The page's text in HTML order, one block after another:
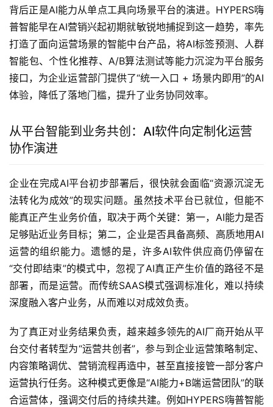
背后正是AI能力从单点工具向场景平台的演进。HYPERS嗨
普智能早在AI营销兴起初期就敏锐地捕捉到这一趋势，率先
打造了面向运营场景的智能中台产品，将AI标签预测、人群
智能包、个性化推荐、A/B算法测试等能力沉淀为平台服务
接口，为企业运营部门提供了“统一入口 + 场景内即用”的AI
体验，降低了落地门槛，提升了业务协同效率。
从平台智能到业务共创：AI软件向定制化运营
协作演进
企业在完成AI平台初步部署后，很快就会面临“资源沉淀无
法转化为成效”的现实问题。虽然技术平台已就位，但能不
能真正产生业务价值，取决于两个关键：第一，AI能力是否
足够贴近业务目标；第二，企业是否具备高频、高质地用AI
运营的组织能力。遗憾的是，许多AI软件供应商仍停留在
“交付即结束”的模式中，忽视了AI真正产生价值的路径不是
部署，而是运营。而传统SAAS模式强调标准化，难以持续
深度融入客户业务，从而难以对成效负责。
为了真正对业务结果负责，越来越多领先的AI厂商开始从平
台交付者转型为“运营共创者”，参与到企业运营策略制定、
内容策略调优、营销流程再造中，甚至直接接管一部分客户
运营执行任务。这种模式更像是“AI能力+B端运营团队”的联
合运营体，强调交付后的持续共建。例如HYPERS嗨普智能